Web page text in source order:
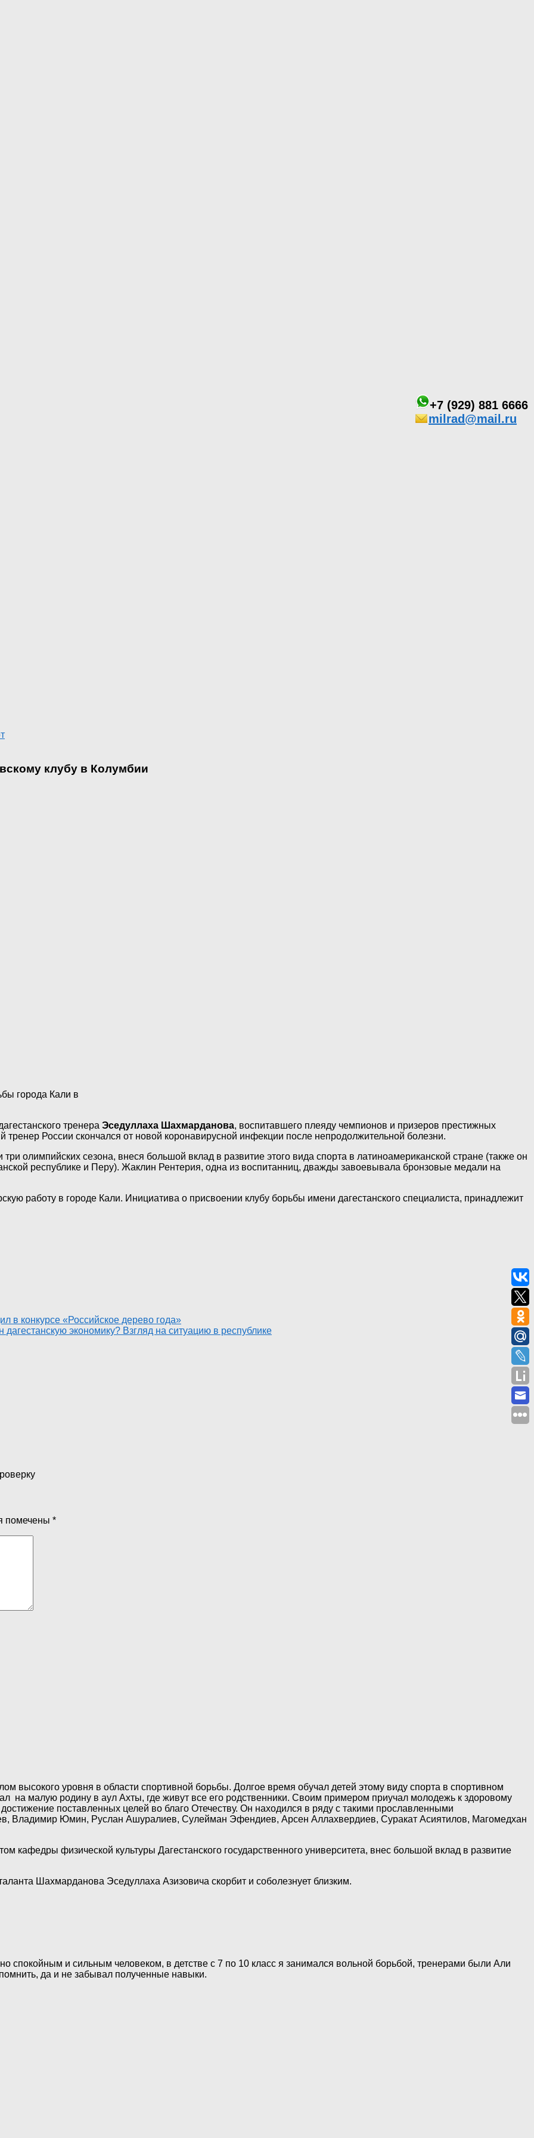
+7 (929) 881 6666
milrad@mail.ru
клубу в Колумбии
города Кали в
тренера Эседуллаха Шахмарданова, воспитавшего плеяду чемпионов и призеров престижных
России скончался от новой коронавирусной инфекции после непродолжительной болезни.
олимпийских сезона, внеся большой вклад в развитие этого вида спорта в латиноамериканской стране (также он
республике и Перу). Жаклин Рентерия, одна из воспитанниц, дважды завоевывала бронзовые медали на
работу в городе Кали. Инициатива о присвоении клубу борьбы имени дагестанского специалиста, принадлежит
в конкурсе «Российское дерево года»
дагестанскую экономику? Взгляд на ситуацию в республике
помечены *
уровня в области спортивной борьбы. Долгое время обучал детей этому виду спорта в спортивном
на малую родину в аул Ахты, где живут все его родственники. Своим примером приучал молодежь к здоровому
поставленных целей во благо Отечеству. Он находился в ряду с такими прославленными
Владимир Юмин, Руслан Ашуралиев, Сулейман Эфендиев, Арсен Аллахвердиев, Суракат Асиятилов, Магомедхан
физической культуры Дагестанского государственного университета, внес большой вклад в развитие
Шахмарданова Эседуллаха Азизовича скорбит и соболезнует близким.
спокойным и сильным человеком, в детстве с 7 по 10 класс я занимался вольной борьбой, тренерами были Али
да и не забывал полученные навыки.